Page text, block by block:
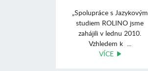
„Spolupráce s Jazykovým
studiem ROLINO jsme
zahájili v lednu 2010.
Vzhledem k ...
VÍCE